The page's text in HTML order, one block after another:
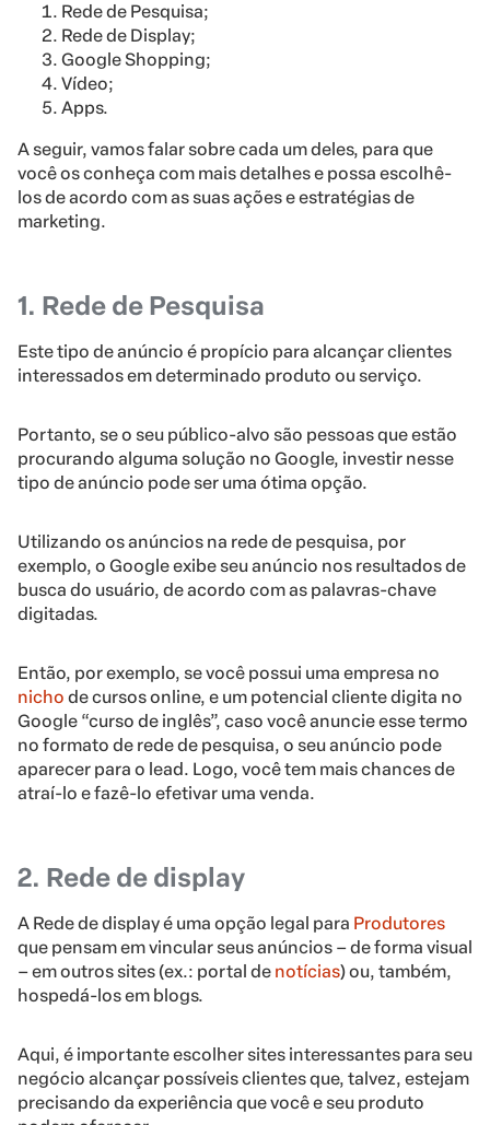
Rede de Pesquisa;
Rede de Display;
Google Shopping;
Vídeo;
Apps.
A seguir, vamos falar sobre cada um deles, para que
você os conheça com mais detalhes e possa escolhê-
los de acordo com as suas ações e estratégias de
marketing.
1. Rede de Pesquisa
Este tipo de anúncio é propício para alcançar clientes
interessados em determinado produto ou serviço.
Portanto, se o seu público-alvo são pessoas que estão
procurando alguma solução no Google, investir nesse
tipo de anúncio pode ser uma ótima opção.
Utilizando os anúncios na rede de pesquisa, por
exemplo, o Google exibe seu anúncio nos resultados de
busca do usuário, de acordo com as palavras-chave
digitadas.
Então, por exemplo, se você possui uma empresa no
nicho de cursos online, e um potencial cliente digita no
Google “curso de inglês”, caso você anuncie esse termo
no formato de rede de pesquisa, o seu anúncio pode
aparecer para o lead. Logo, você tem mais chances de
atraí-lo e fazê-lo efetivar uma venda.
2. Rede de display
A Rede de display é uma opção legal para Produtores
que pensam em vincular seus anúncios – de forma visual
– em outros sites (ex.: portal de notícias) ou, também,
hospedá-los em blogs.
Aqui, é importante escolher sites interessantes para seu
negócio alcançar possíveis clientes que, talvez, estejam
precisando da experiência que você e seu produto